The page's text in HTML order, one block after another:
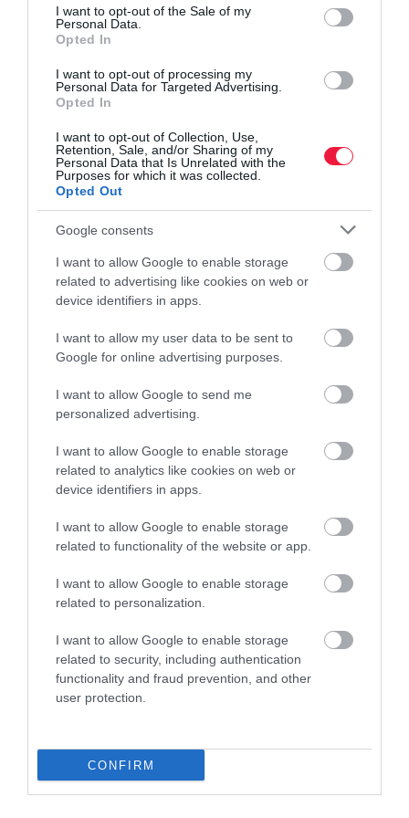
consent section.
I want to opt-out of the Sale of my
Personal Data.
Opted In
I want to opt-out of processing my
Personal Data for Targeted Advertising.
Opted In
I want to opt-out of Collection, Use,
Retention, Sale, and/or Sharing of my
Personal Data that Is Unrelated with the
Purposes for which it was collected.
Opted Out
Google consents
I want to allow Google to enable storage
related to advertising like cookies on web or
device identifiers in apps.
I want to allow my user data to be sent to
Google for online advertising purposes.
I want to allow Google to send me
personalized advertising.
I want to allow Google to enable storage
related to analytics like cookies on web or
device identifiers in apps.
I want to allow Google to enable storage
related to functionality of the website or app.
I want to allow Google to enable storage
related to personalization.
I want to allow Google to enable storage
related to security, including authentication
functionality and fraud prevention, and other
user protection.
CONFIRM
Bérbeadod a lakásod? Erre ügyelj az adózásnál
A felsőoktatási képzések hivatalos ponthatárainak kihirdetésével
minden évben felélénkül az albérletpiac. Mostanában sok
ÁLLAMPAPÍR
Az idei 31. héten 61,8 milliárd forint értékben vett állampapírt a